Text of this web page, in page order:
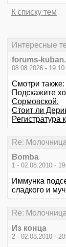
К списку тем
Интересные
forums-
08.08.2026 - 19:10
Смотри также:
Подскажите
Сормовской.
Стоит ли
Регистратура
Re: Молочница
Bomba
1 - 02.08.2010 -
Иммунка
сладкого и
Re: Молочница
Из конца
2 - 02.08.2010 -